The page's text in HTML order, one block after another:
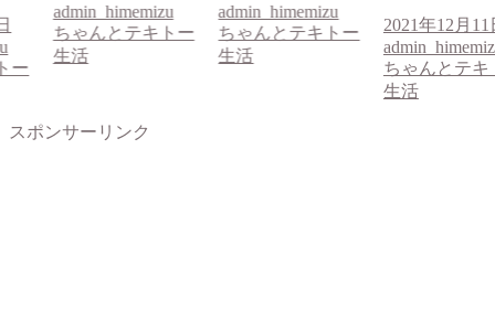
ー
admin_himemizu
ちゃんとテキトー
生活
admin_himemizu
ちゃんとテキトー
生活
2021年12月11
ちゃんとテキ
生活
スポンサーリンク